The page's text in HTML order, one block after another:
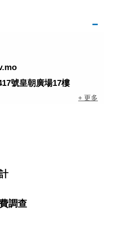
號皇朝廣場17樓
+ 更多
調查